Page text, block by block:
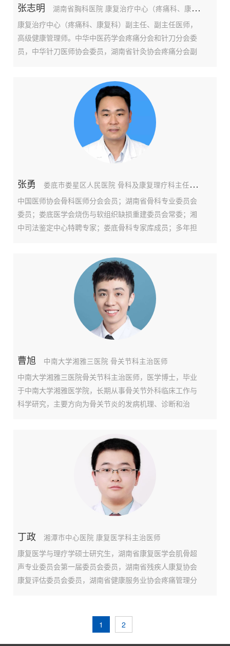
张志明 湖南省胸科医院 康复治疗中心（疼痛科、康复科）副主任医师
康复治疗中心（疼痛科、康复科）副主任、副主任医师，
高级健康管理师。中华中医药学会疼痛分会和针刀分会委
员，中华针刀医师协会委员，湖南省针灸协会疼痛分会副
会疼痛康复学组副主任委员。擅长中医微创技术如中国调
张勇 娄底市娄星区人民医院 骨科及康复理疗科主任医师
中国医师协会骨科医师分会会员；湖南省骨科专业委员会
委员；娄底医学会烧伤与软组织缺损重建委员会常委；湘
中司法鉴定中心特聘专家；娄底骨科专家库成员；多年担
在湘雅医院，湘雅二医院，中山大学医学院附一院，武汉
曹旭 中南大学湘雅三医院 骨关节科主治医师
中南大学湘雅三医院骨关节科主治医师，医学博士，毕业
于中南大学湘雅医学院，长期从事骨关节外科临床工作与
科学研究，主要方向为骨关节炎的发病机理、诊断和治
截骨手术，膝关节单髁置换，全膝关节置换手术等。门诊
丁政 湘潭市中心医院 康复医学科主治医师
康复医学与理疗学硕士研究生，湖南省康复医学会肌骨超
声专业委员会第一届委员会委员，湖南省残疾人康复协会
康复评估委员会委员，湖南省健康服务业协会疼痛管理分
参与省市级课题3项，多次参加全国性学术会议并做大会交
流，获湘潭市优秀学术论文三等奖。常年从事神经及肌肉
1 2